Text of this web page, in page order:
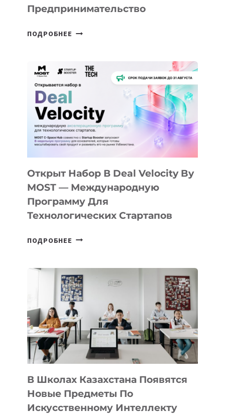
Предпринимательство
ПОДРОБНЕЕ ОТ
АЛМАТЫ:
AI
YOUTH
CAMP
ДАЛ
30
ПОДРОСТКАМ
БИЛЕТ
IT-
ПРЕДПРИНИМАТЕЛЬСТВО
Открыт Набор В Deal Velocity By
MOST — Международную
Программу Для
Технологических Стартапов
ПОДРОБНЕЕ ОТКРЫТ
DEAL
VELOCITY
BY
MOST
—
МЕЖДУНАРОДНУЮ
ПРОГРАММУ
ДЛЯ
ТЕХНОЛОГИЧЕСКИХ
В Школах Казахстана Появятся
Новые Предметы По
Искусственному Интеллекту